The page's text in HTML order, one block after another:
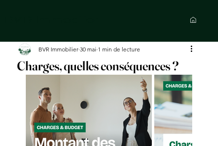
Charges, quelles conséquences ?
BVR Immobilier 30 mai 1 min de lecture